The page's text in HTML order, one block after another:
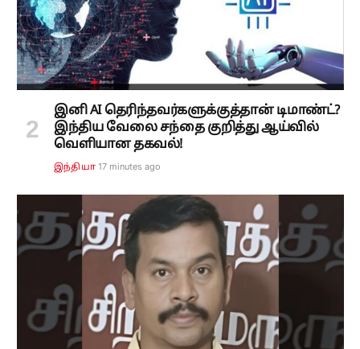
இனி AI தெரிந்தவர்களுக்குத்தான் டிமாண்ட்?
இந்திய வேலை சந்தை குறித்து ஆய்வில்
வெளியான தகவல்!
இந்தியா 17 minutes ago